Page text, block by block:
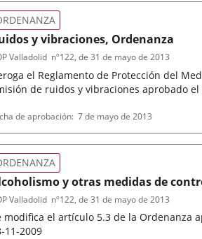
y vibraciones, Ordenanza
el Reglamento de Protección del
de ruidos y vibraciones aprobado el
Valladolid nº122, de 31 de mayo de 2013
de aprobación 7 de mayo de 2013
y otras medidas de
hosteleros,
modifica el artículo 5.3 de la Ordenanza
11-2009
Valladolid nº122, de 31 de mayo de 2013